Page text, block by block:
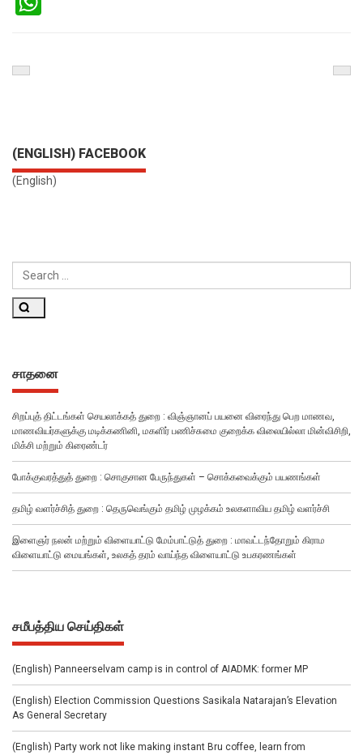
Previous
(ENGLISH) FACEBOOK
(English)
சாதனை
சிறப்புத் திட்டங்கள் செயலாக்கத் துறை : விஞ்ஞானப் பயனை விரைந்து பெற மாணவ,
மாணவியர்களுக்கு மடிக்கணினி, மகளிர் பணிச்சுமை குறைக்க விலையில்லா மின்விசிறி,
மிக்சி மற்றும் கிரைண்டர்
போக்குவரத்துத் துறை : சொகுசான பேருந்துகள் – சொக்கவைக்கும் பயணங்கள்
தமிழ் வளர்ச்சித் துறை : தெருவெங்கும் தமிழ் முழக்கம் உலகளாவிய தமிழ் வளர்ச்சி
இளைஞர் நலன் மற்றும் விளையாட்டு மேம்பாட்டுத் துறை : மாவட்டந்தோறும் கிராம
விளையாட்டு மையங்கள், உலகத் தரம் வாய்ந்த விளையாட்டு உபகரணங்கள்
சமீபத்திய செய்திகள்
(English) Panneerselvam camp is in control of AIADMK: former MP
(English) Election Commission Questions Sasikala Natarajan’s Elevation
As General Secretary
(English) Party work not like making instant Bru coffee, learn from